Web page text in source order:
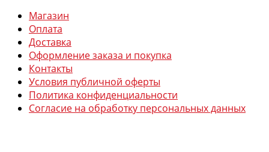
Магазин
Оплата
Доставка
Оформление заказа и покупка
Контакты
Условия публичной оферты
Политика конфиденциальности
Согласие на обработку персональных данных